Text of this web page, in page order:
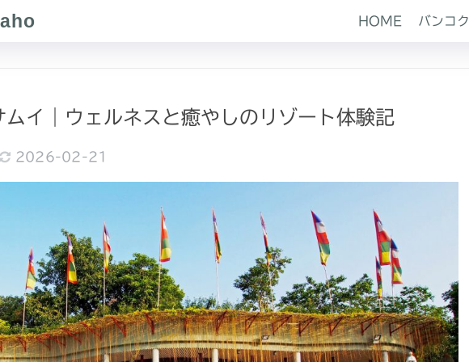
HOME バンコク
ムイ｜ウェルネスと癒やしのリゾート体験記
2026-02-21